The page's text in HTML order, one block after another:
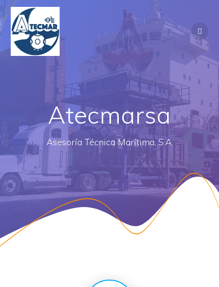
contenido
Atecmarsa
Asesoría Técnica Marítima, S.A.